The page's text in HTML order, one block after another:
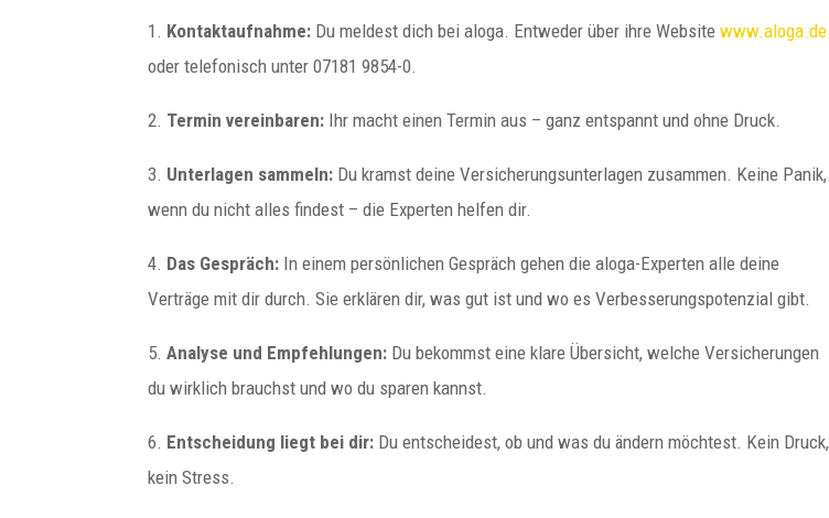
1. Kontaktaufnahme: Du meldest dich bei aloga. Entweder über ihre Websitewww.aloga.de
oder telefonisch unter 07181 9854-0.
2. Termin vereinbaren: Ihr macht einen Termin aus – ganz entspannt und ohne Druck.
3. Unterlagen sammeln: Du kramst deine Versicherungsunterlagen zusammen. Keine Panik,
wenn du nicht alles findest – die Experten helfen dir.
4. Das Gespräch: In einem persönlichen Gespräch gehen die aloga-Experten alle deine
Verträge mit dir durch. Sie erklären dir, was gut ist und wo es Verbesserungspotenzial gibt.
5.Analyse und Empfehlungen: Du bekommst eine klare Übersicht, welche Versicherungen
du wirklich brauchst und wo du sparen kannst.
6. Entscheidung liegt bei dir: Du entscheidest, ob und was du ändern möchtest. Kein Druck,
kein Stress.